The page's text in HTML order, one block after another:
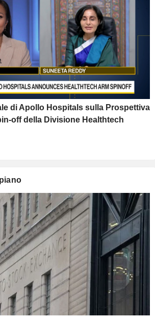
di Apollo Hospitals sulla Prospettiva
off della Divisione Healthtech